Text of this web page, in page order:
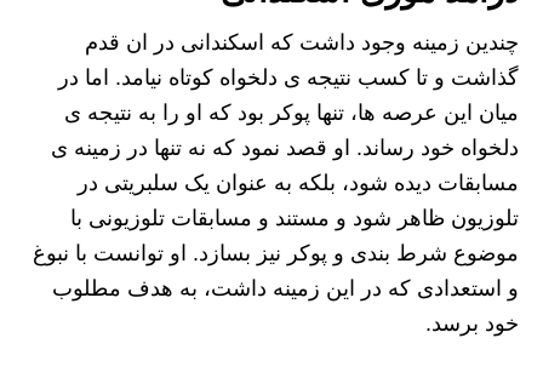
چندین زمینه وجود داشت که اسکندانی در ان قدم
گذاشت و تا کسب نتیجه ی دلخواه کوتاه نیامد. اما در
میان این عرصه ها، تنها پوکر بود که او را به نتیجه ی
دلخواه خود رساند. او قصد نمود که نه تنها در زمینه ی
مسابقات دیده شود، بلکه به عنوان یک سلبریتی در
تلوزیون ظاهر شود و مستند و مسابقات تلوزیونی با
موضوع شرط بندی و پوکر نیز بسازد. او توانست با نبوغ
و استعدادی که در این زمینه داشت، به هدف مطلوب
خود برسد.